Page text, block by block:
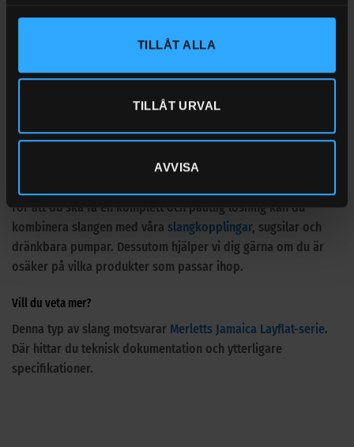
TILLÅT ALLA
TILLÅT URVAL
AVVISA
Klarar högt arbetstryck – fungerar i krävande miljöer
För att du ska få en komplett och pålitlig lösning kan du
kombinera slangen med våra slangkopplingar, sugsilar och
dränkbara pumpar. Dessutom hjälper vi dig gärna om du är
osäker på vilka produkter som passar ihop.
Vill du veta mer?
Denna typ av slang motsvarar Merletts Jamaica Layflat-serie.
Där hittar du teknisk dokumentation och ytterligare
specifikationer.